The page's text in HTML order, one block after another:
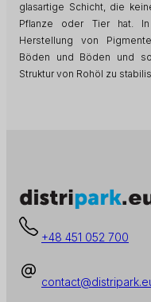
glasartige Schicht, die
Pflanze oder Tier hat.
Herstellung von
Böden und Böden und
Struktur von Rohöl zu
+48 451 052 700